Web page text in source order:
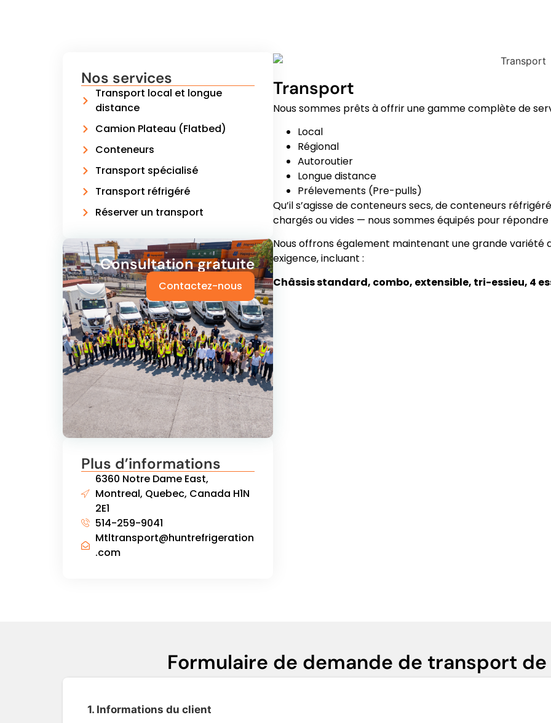
Nos services
Transport local et longue
distance
Camion Plateau (Flatbed)
Conteneurs
Transport spécialisé
Transport réfrigéré
Réserver un transport
Consultation gratuite
Contactez-nous
Plus d’informations
6360 Notre Dame East,
Montreal, Quebec, Canada H1N
2E1
514-259-9041
Mtltransport@huntrefrigeration
.com
Transport
Nous sommes prêts à offrir une gamme complète de
Local
Régional
Autoroutier
Longue distance
Prélevements (Pre-pulls)
Qu’il s’agisse de conteneurs secs, de conteneurs
chargés ou vides — nous sommes équipés pour
Nous offrons également maintenant une grande variété
exigence, incluant :
Châssis standard, combo, extensible, tri-essieu, 4
Formulaire de demande de transport
1. Informations du client